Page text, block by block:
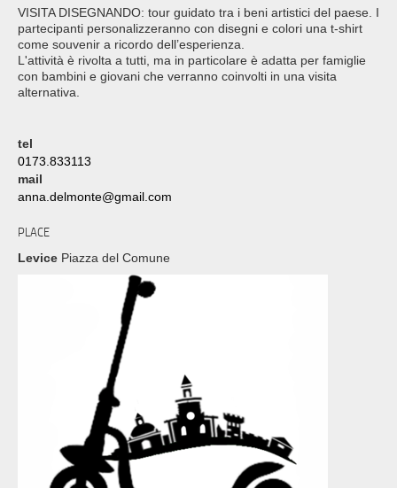
VOLUNTEERS
CONTACTS
PRESS
VISITA DISEGNANDO: tour guidato tra i beni artistici del paese. I
partecipanti personalizzeranno con disegni e colori una t-shirt
come souvenir a ricordo dell’esperienza.
L'attività è rivolta a tutti, ma in particolare è adatta per famiglie
con bambini e giovani che verranno coinvolti in una visita
alternativa.
tel
0173.833113
mail
anna.delmonte@gmail.com
PLACE
Levice Piazza del Comune